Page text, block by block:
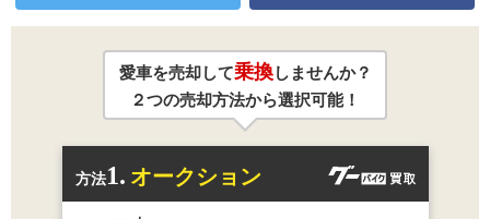
愛車を売却して乗換しませんか？
２つの売却方法から選択可能！
方法1. オークション